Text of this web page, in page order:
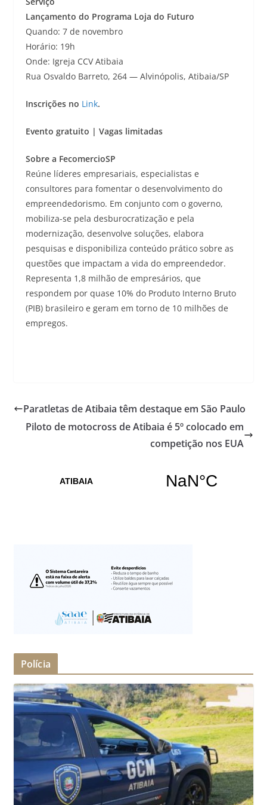
Lançamento do Programa Loja do Futuro
Quando: 7 de novembro
Horário: 19h
Onde: Igreja CCV Atibaia
Rua Osvaldo Barreto, 264 — Alvinópolis, Atibaia/SP
Inscrições no Link.
Evento gratuito | Vagas limitadas
Sobre a FecomercioSP
Reúne líderes empresariais, especialistas e
consultores para fomentar o desenvolvimento do
empreendedorismo. Em conjunto com o governo,
mobiliza-se pela desburocratização e pela
modernização, desenvolve soluções, elabora
pesquisas e disponibiliza conteúdo prático sobre as
questões que impactam a vida do empreendedor.
Representa 1,8 milhão de empresários, que
respondem por quase 10% do Produto Interno Bruto
(PIB) brasileiro e geram em torno de 10 milhões de
empregos.
Paratletas de Atibaia têm destaque em São Paulo
Piloto de motocross de Atibaia é 5º colocado em
competição nos EUA
Polícia